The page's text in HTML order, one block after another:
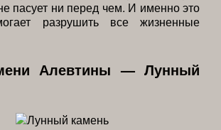
пасует ни перед чем. И именно это
разрушить все жизненные
Алевтины — Лунный